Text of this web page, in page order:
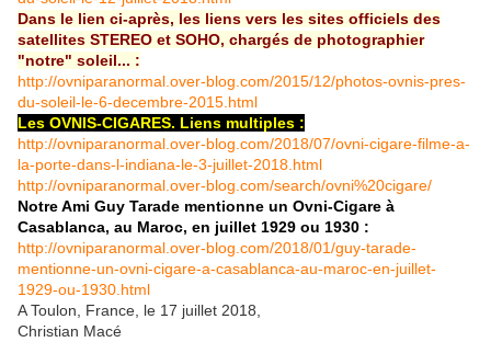
Dans le lien ci-après, les liens vers les sites officiels des
satellites STEREO et SOHO, chargés de photographier
"notre" soleil... :
http://ovniparanormal.over-blog.com/2015/12/photos-ovnis-pres-
du-soleil-le-6-decembre-2015.html
Les OVNIS-CIGARES. Liens multiples :
http://ovniparanormal.over-blog.com/2018/07/ovni-cigare-filme-a-
la-porte-dans-l-indiana-le-3-juillet-2018.html
http://ovniparanormal.over-blog.com/search/ovni%20cigare/
Notre Ami Guy Tarade mentionne un Ovni-Cigare à
Casablanca, au Maroc, en juillet 1929 ou 1930 :
http://ovniparanormal.over-blog.com/2018/01/guy-tarade-
mentionne-un-ovni-cigare-a-casablanca-au-maroc-en-juillet-
1929-ou-1930.html
A Toulon, France, le 17 juillet 2018,
Christian Macé